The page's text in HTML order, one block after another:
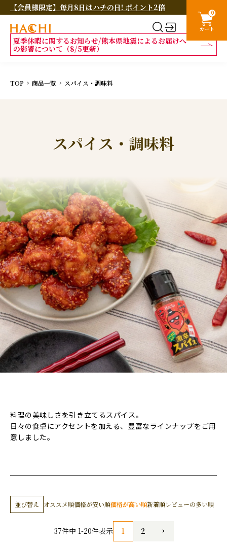
【会員様限定】毎月8日はハチの日! ポイント2倍
夏季休暇に関するお知らせ/熊本県地震によるお届けへ
の影響について（8/5更新）
0
カート
TOP 商品一覧 スパイス・調味料
スパイス・調味料
料理の美味しさを引き立てるスパイス。
日々の食卓にアクセントを加える、豊富なラインナップをご用
意しました。
並び替え オススメ順価格が安い順価格が高い順新着順レビューの多い順
37件中 1-20件表示 1 2